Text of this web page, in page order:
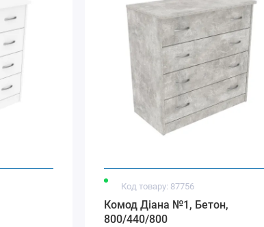
Код товару: 87756
Комод Діана №1, Бетон,
800/440/800